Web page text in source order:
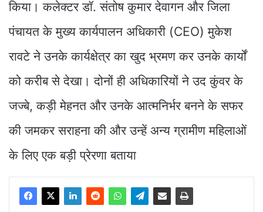
किया। कलेक्टर डॉ. संतोष कुमार देवागन और जिला
पंचायत के मुख्य कार्यपालन अधिकारी (CEO) मुकेश
रावटे ने उनके कार्यक्षेत्र का खुद भ्रमण कर उनके कार्यों
को करीब से देखा। दोनों ही अधिकारियों ने उद कुंवर के
जज्बे, कड़ी मेहनत और उनके आत्मनिर्भर बनने के सफर
की जमकर सराहना की और उन्हें अन्य ग्रामीण महिलाओं
के लिए एक बड़ी प्रेरणा बताया